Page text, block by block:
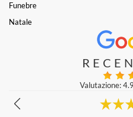
Funebre
Natale
Valutazione: 4.9